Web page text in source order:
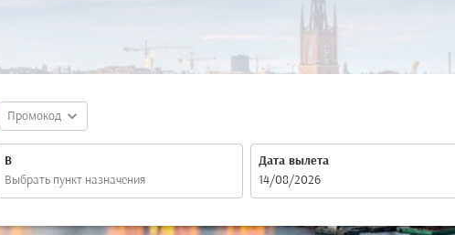
Промокод expand_more
В
Дата вылета
fc-booking-departure-date-aria-label
14/08/2026